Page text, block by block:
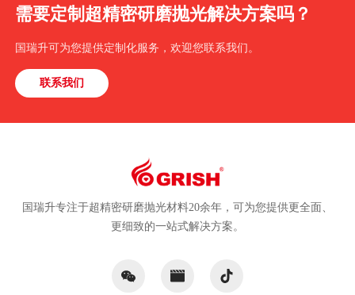
需要定制超精密研磨抛光解决方案吗？
国瑞升可为您提供定制化服务，欢迎您联系我们。
联系我们
国瑞升专注于超精密研磨抛光材料20余年，可为您提供更全面、
更细致的一站式解决方案。